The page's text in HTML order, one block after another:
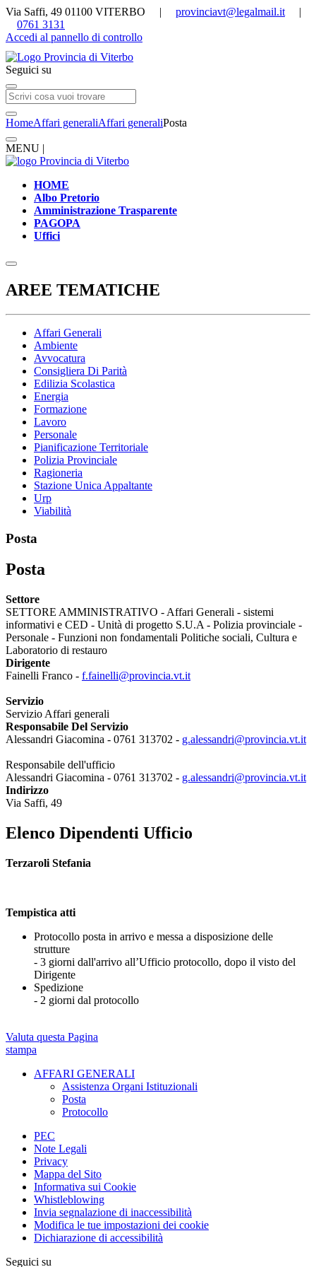
Via Saffi, 49 01100 VITERBO | provinciavt@legalmail.it |
0761 3131
Accedi al pannello di controllo
Seguici su
HomeAffari generaliAffari generaliPosta
MENU |
HOME
Albo Pretorio
Amministrazione Trasparente
PAGOPA
Uffici
AREE TEMATICHE
Affari Generali
Ambiente
Avvocatura
Consigliera Di Parità
Edilizia Scolastica
Energia
Formazione
Lavoro
Personale
Pianificazione Territoriale
Polizia Provinciale
Ragioneria
Stazione Unica Appaltante
Urp
Viabilità
Posta
Posta
Settore
SETTORE AMMINISTRATIVO - Affari Generali - sistemi
informativi e CED - Unità di progetto S.U.A - Polizia provinciale -
Personale - Funzioni non fondamentali Politiche sociali, Cultura e
Laboratorio di restauro
Dirigente
Fainelli Franco - f.fainelli@provincia.vt.it
Servizio
Servizio Affari generali
Responsabile Del Servizio
Alessandri Giacomina - 0761 313702 - g.alessandri@provincia.vt.it
Responsabile dell'ufficio
Alessandri Giacomina - 0761 313702 - g.alessandri@provincia.vt.it
Indirizzo
Via Saffi, 49
Elenco Dipendenti Ufficio
Terzaroli Stefania
Tempistica atti
Protocollo posta in arrivo e messa a disposizione delle
strutture
- 3 giorni dall'arrivo all’Ufficio protocollo, dopo il visto del
Dirigente
Spedizione
- 2 giorni dal protocollo
Valuta questa Pagina
stampa
AFFARI GENERALI
Assistenza Organi Istituzionali
Posta
Protocollo
PEC
Note Legali
Privacy
Mappa del Sito
Informativa sui Cookie
Whistleblowing
Invia segnalazione di inaccessibilità
Modifica le tue impostazioni dei cookie
Dichiarazione di accessibilità
Seguici su